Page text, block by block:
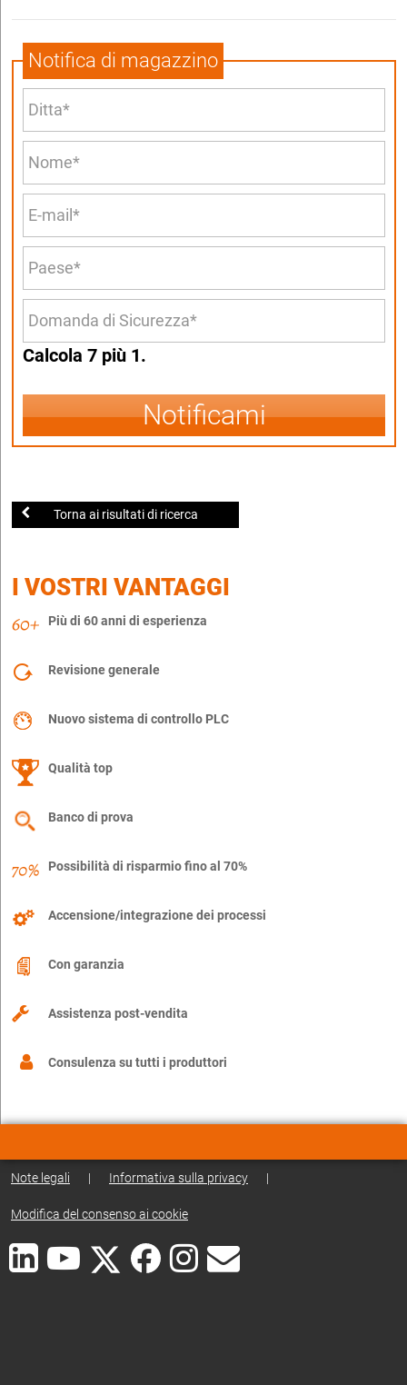
Notifica di magazzino
Calcola 7 più 1.
Notificami
Torna ai risultati di ricerca
I VOSTRI VANTAGGI
Più di 60 anni di esperienza
Revisione generale
Nuovo sistema di controllo PLC
Qualità top
Banco di prova
Possibilità di risparmio fino al 70%
Accensione/integrazione dei processi
Con garanzia
Assistenza post-vendita
Consulenza su tutti i produttori
Note legali | Informativa sulla privacy |
Modifica del consenso ai cookie